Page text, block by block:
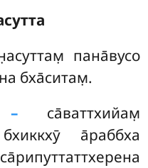
пана̄вусо
бха̄ситам̣.
–са̄ваттхийам̣
а̄раббха